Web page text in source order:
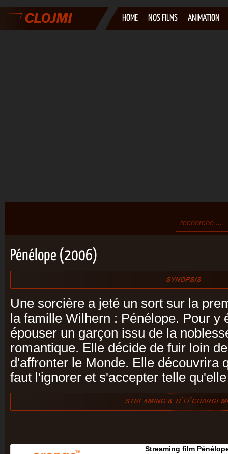
HOME NOS FILMS ANIMATION
Pénélope (2006)
Une sorcière a jeté un sort sur la
la famille Wilhern : Pénélope. Pour y
épouser un garçon issu de la
romantique. Elle décide de fuir loin
d'affronter le Monde. Elle découvrira
faut l'ignorer et s'accepter telle
Streaming film